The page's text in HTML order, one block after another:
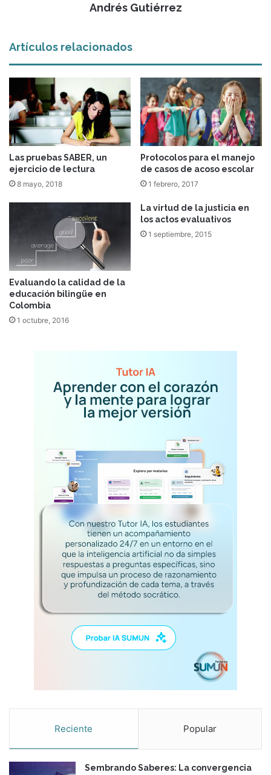
Andrés Gutiérrez
Artículos relacionados
Las pruebas SABER, un
ejercicio de lectura
8 mayo, 2018
Protocolos para el manejo
de casos de acoso escolar
1 febrero, 2017
Evaluando la calidad de la
educación bilingüe en
Colombia
1 octubre, 2016
La virtud de la justicia en
los actos evaluativos
1 septiembre, 2015
Reciente Popular
Sembrando Saberes: La convergencia